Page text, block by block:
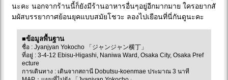
นะคะ นอกจากร้านนี้ก็ยังมีร้านอาหารอื่นๆอยู่อีกมากมาย ใครอยากสั
มผัสบรรยากาศย้อนยุคแบบสมัยโชวะ ลองไปเยือนที่นี่กันดูนะคะ
■ข้อมูลพื้นฐาน
ชื่อ : Jyanjyan Yokocho 「ジャンジャン横丁」
ที่อยู่ : 3-4-12 Ebisu-Higashi, Naniwa Ward, Osaka City, Osaka Pref
ecture
การเดินทาง : เดินจากสถานี Dobutsu-koenmae ประมาณ 3 นาที